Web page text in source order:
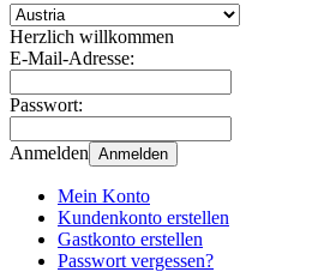
nach
oben
unten,
um
das
Herzlich willkommen
E-Mail-Adresse:
Passwort:
Anmelden Anmelden
Mein Konto
Kundenkonto erstellen
Gastkonto erstellen
Passwort vergessen?